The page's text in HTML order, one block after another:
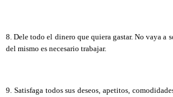
8. Dele todo el dinero que quiera gastar. No vaya a
del mismo es necesario trabajar.
9. Satisfaga todos sus deseos, apetitos,